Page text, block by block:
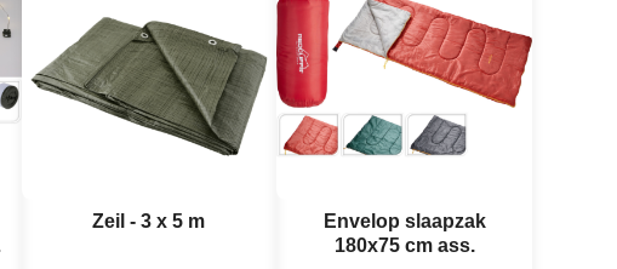
Zeil - 3 x 5 m
Envelop slaapzak
180x75 cm ass.